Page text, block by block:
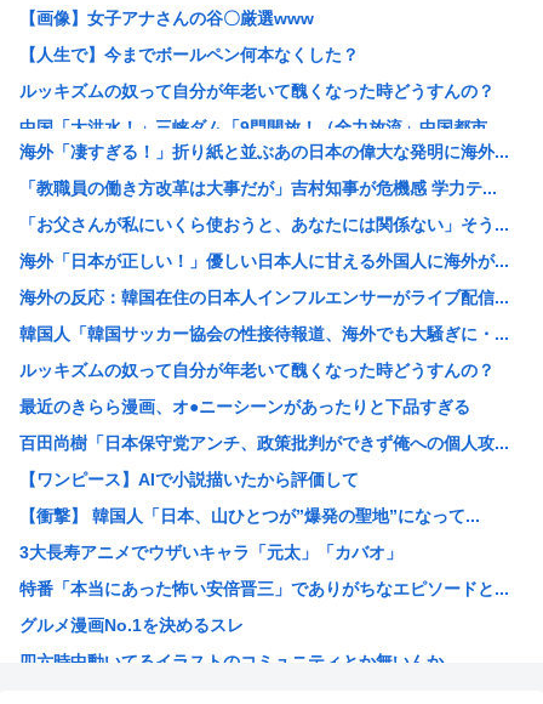
【画像】女子アナさんの谷〇厳選www
【人生で】今までボールペン何本なくした？
ルッキズムの奴って自分が年老いて醜くなった時どうすんの？
中国「大洪水！」三峡ダム「9門開放！（全力放流」中国都市...
靖国神社さん、参拝者に「軍服着用」「コスプレ」を禁止する...
石破茂前総理「ウクライナが核放棄しなければロシア侵攻しな...
【画像】白人女はどうしてデブでもエ口いのか
【画像】コスプレイヤー業界、えなこ(30)を抜いてしまう...
「女性が排泄する様子を見たくて」「床に寝込んでしまった」...
【朗報】靖国神社、軍服コスプレでの参拝を禁止へwww
台風13号は中国大陸に行ったけど、15号の予想進路…なん...
【画像】かぐや様は告らせたいの伊井野ミコちゃんは大変かわ...
【画像】クレヨンしんちゃんでエッッッしたいキャラ、満場一...
【画像】令和の高校生、校舎内で前戯してて草www
登山家「山で迷ったらとりあえず登れ」登山家「沢を見つけて...
なろうの王様キャラって無能ばかりじゃないか？
【悲報】ちいかわ映画、朝一上映終わって帰ろうとしたおじさ...
【共産党】募金中に中指がメガネに当たった？物理的に不可能...
海外「凄すぎる！」折り紙と並ぶあの日本の偉大な発明に海外...
「教職員の働き方改革は大事だが」吉村知事が危機感 学力テ...
「お父さんが私にいくら使おうと、あなたには関係ない」そう...
海外「日本が正しい！」優しい日本人に甘える外国人に海外が...
海外の反応：韓国在住の日本人インフルエンサーがライブ配信...
韓国人「韓国サッカー協会の性接待報道、海外でも大騒ぎに・...
ルッキズムの奴って自分が年老いて醜くなった時どうすんの？
最近のきらら漫画、オ●ニーシーンがあったりと下品すぎる
百田尚樹「日本保守党アンチ、政策批判ができず俺への個人攻...
【ワンピース】AIで小説描いたから評価して
【衝撃】 韓国人「日本、山ひとつが”爆発の聖地”になって...
3大長寿アニメでウザいキャラ「元太」「カバオ」
特番「本当にあった怖い安倍晋三」でありがちなエピソードと...
グルメ漫画No.1を決めるスレ
四六時中動いてるイラストのコミュニティとか無いんか